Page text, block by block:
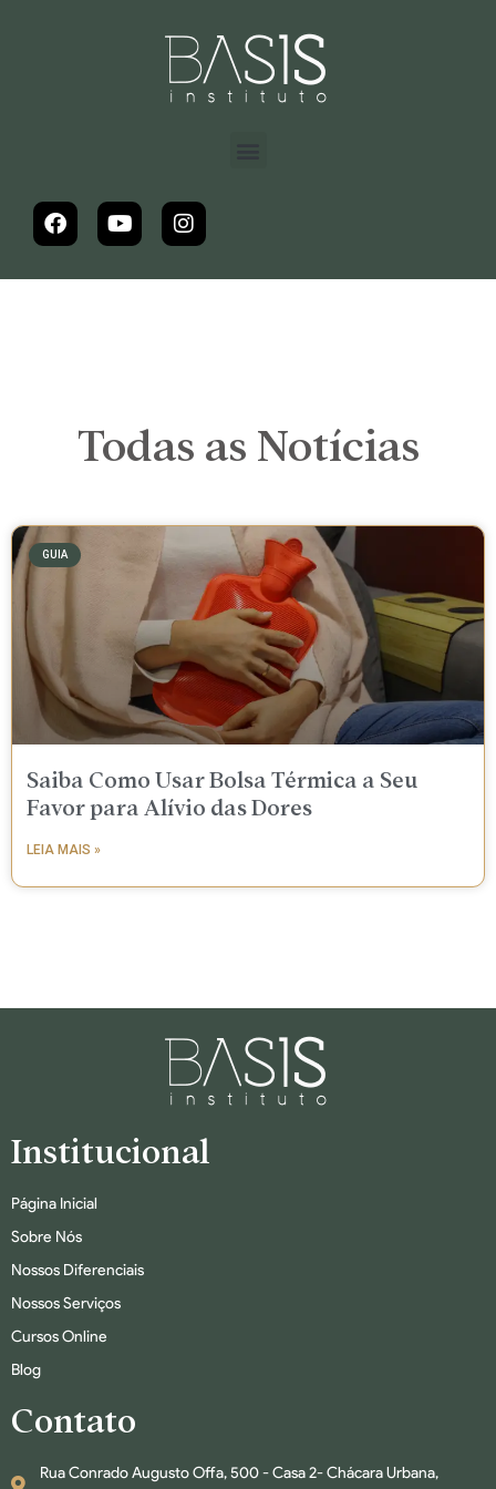
Todas as Notícias
GUIA
Saiba Como Usar Bolsa Térmica a Seu
Favor para Alívio das Dores
LEIA MAIS »
Institucional
Página Inicial
Sobre Nós
Nossos Diferenciais
Nossos Serviços
Cursos Online
Blog
Contato
Rua Conrado Augusto Offa, 500 - Casa 2- Chácara Urbana,